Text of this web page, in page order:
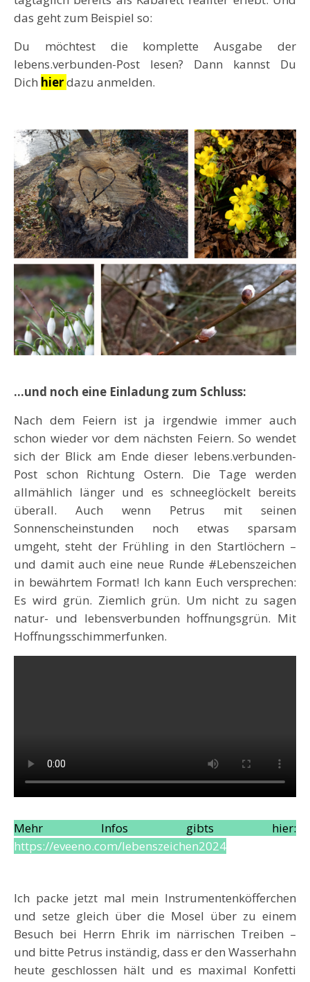
das geht zum Beispiel so:
Du möchtest die komplette Ausgabe der
lebens.verbunden-Post lesen? Dann kannst Du
Dich hierdazu anmelden.
…und noch eine Einladung zum Schluss:
Nach dem Feiern ist ja irgendwie immer auch
schon wieder vor dem nächsten Feiern. So wendet
sich der Blick am Ende dieser lebens.verbunden-
Post schon Richtung Ostern. Die Tage werden
allmählich länger und es schneeglöckelt bereits
überall. Auch wenn Petrus mit seinen
Sonnenscheinstunden noch etwas sparsam
umgeht, steht der Frühling in den Startlöchern –
und damit auch eine neue Runde #Lebenszeichen
in bewährtem Format! Ich kann Euch versprechen:
Es wird grün. Ziemlich grün. Um nicht zu sagen
natur- und lebensverbunden hoffnungsgrün. Mit
Hoffnungsschimmerfunken.
Mehr Infos gibts hier:
https://eveeno.com/lebenszeichen2024
Ich packe jetzt mal mein Instrumentenköfferchen
und setze gleich über die Mosel über zu einem
Besuch bei Herrn Ehrik im närrischen Treiben –
und bitte Petrus inständig, dass er den Wasserhahn
heute geschlossen hält und es maximal Konfetti